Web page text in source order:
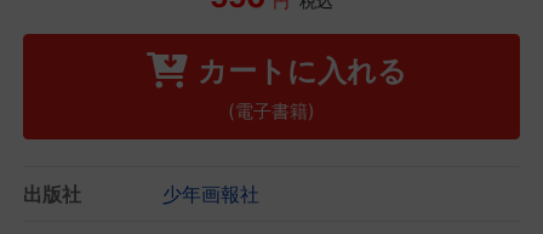
カートに入れる
(電子書籍)
出版社 少年画報社